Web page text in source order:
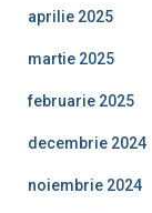
aprilie 2025
martie 2025
februarie 2025
decembrie 2024
noiembrie 2024